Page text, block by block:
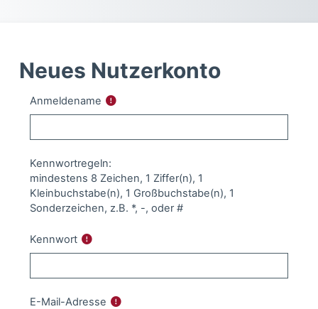
Neues Nutzerkonto
Anmeldename
Kennwortregeln:
mindestens 8 Zeichen, 1 Ziffer(n), 1
Kleinbuchstabe(n), 1 Großbuchstabe(n), 1
Sonderzeichen, z.B. *, -, oder #
Kennwort
E-Mail-Adresse